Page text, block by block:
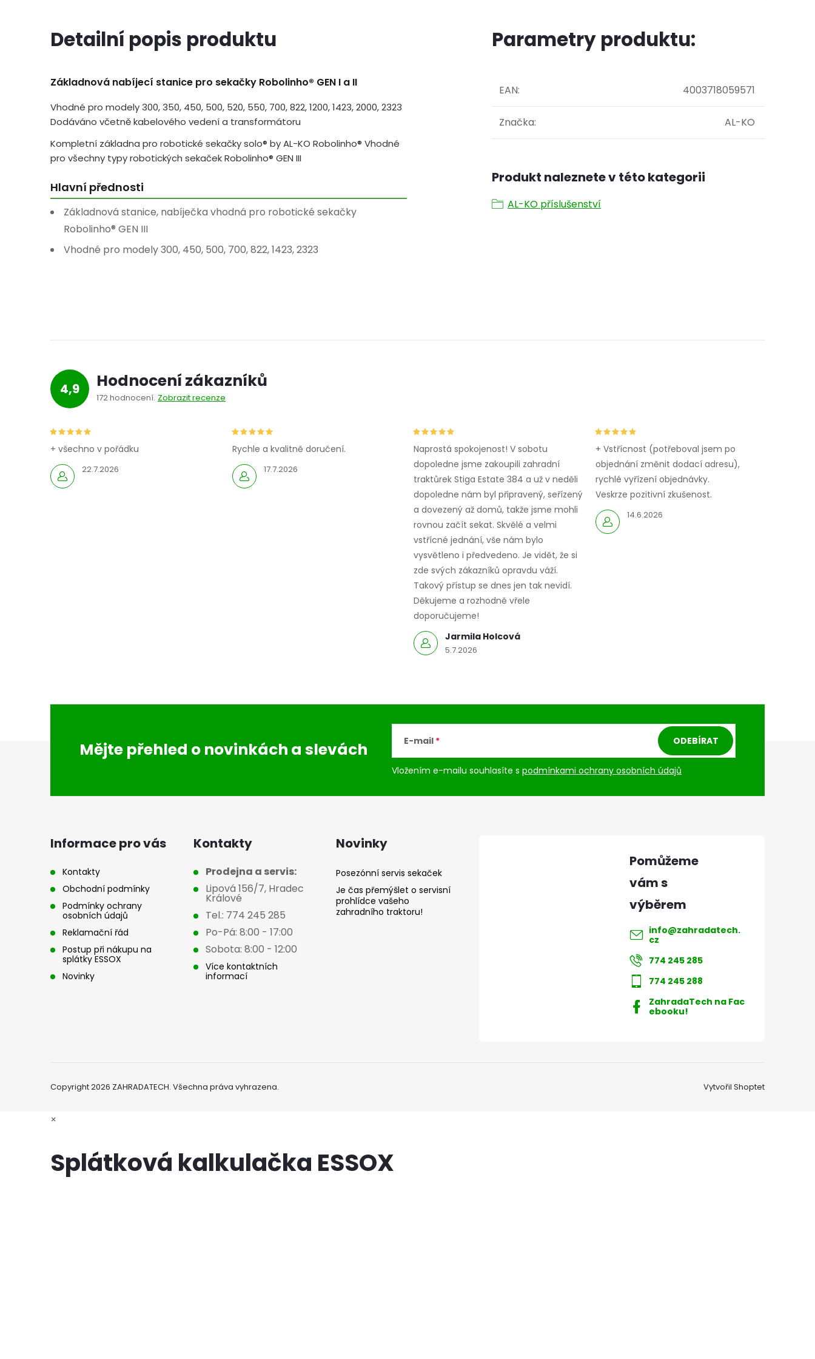
Detailní popis produktu
Základnová nabíjecí stanice pro sekačky Robolinho® GEN I a II
Vhodné pro modely 300, 350, 450, 500, 520, 550, 700, 822, 1200, 1423, 2000, 2323
Dodáváno včetně kabelového vedení a transformátoru
Kompletní základna pro robotické sekačky solo® by AL-KO Robolinho® Vhodné
pro všechny typy robotických sekaček Robolinho® GEN III
Hlavní přednosti
Základnová stanice, nabíječka vhodná pro robotické sekačky
Robolinho® GEN III
Vhodné pro modely 300, 450, 500, 700, 822, 1423, 2323
Parametry produktu:
EAN: 4003718059571
Značka: AL-KO
Produkt naleznete v této kategorii
AL-KO příslušenství
4,9 Hodnocení zákazníků
172 hodnocení Zobrazit recenze
22.7.2026
+ všechno v pořádku
17.7.2026
Rychle a kvalitně doručení.
Jarmila Holcová
5.7.2026
Naprostá spokojenost! V sobotu
dopoledne jsme zakoupili zahradní
traktůrek Stiga Estate 384 a už v neděli
dopoledne nám byl připravený, seřízený
a dovezený až domů, takže jsme mohli
rovnou začít sekat. Skvělé a velmi
vstřícné jednání, vše nám bylo
vysvětleno i předvedeno. Je vidět, že si
zde svých zákazníků opravdu váží.
Takový přístup se dnes jen tak nevidí.
Děkujeme a rozhodně vřele
doporučujeme!
14.6.2026
+ Vstřícnost (potřeboval jsem po
objednání změnit dodací adresu),
rychlé vyřízení objednávky.
Veskrze pozitivní zkušenost.
Mějte přehled o novinkách a slevách E-mail
Vložením e-mailu souhlasíte s podmínkami ochrany osobních údajů
ODEBÍRAT
Informace pro vás
Kontakty
Obchodní podmínky
Podmínky ochrany
osobních údajů
Reklamační řád
Postup při nákupu na
splátky ESSOX
Novinky
Kontakty
Prodejna a servis:
Lipová 156/7, Hradec
Králové
Tel.: 774 245 285
Po-Pá: 8:00 - 17:00
Sobota: 8:00 - 12:00
Více kontaktních
informací
Novinky
Posezónní servis sekaček
Je čas přemýšlet o servisní
prohlídce vašeho
zahradního traktoru!
info@zahradatech.
cz
774 245 285
774 245 288
ZahradaTech na Fac
ebooku!
Vytvořil Shoptet
Copyright 2026 ZAHRADATECH. Všechna práva vyhrazena.
×
Splátková kalkulačka ESSOX